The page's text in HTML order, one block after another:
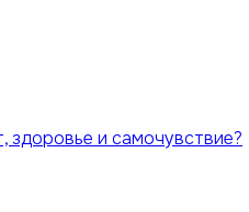
и самочувствие?